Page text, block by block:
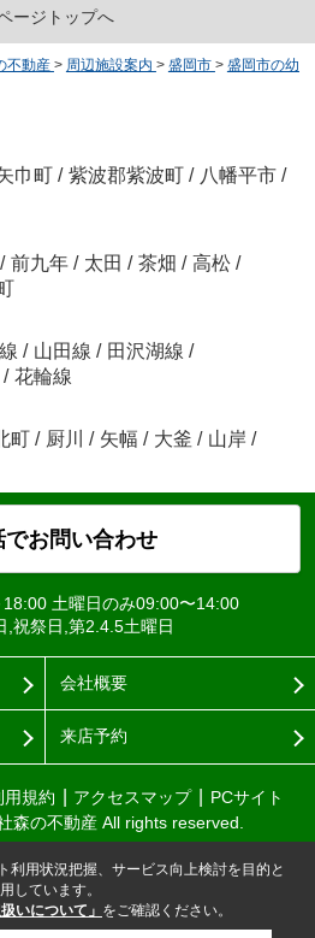
ージトップへ
不動産 > 周辺施設案内 > 盛岡市 > 盛岡市の幼
巾町 / 紫波郡紫波町 / 八幡平市 /
/ 前九年 / 太田 / 茶畑 / 高松 /
/ 山田線 / 田沢湖線 /
/ 花輪線
町 / 厨川 / 矢幅 / 大釜 / 山岸 /
でお問い合わせ
土曜日のみ09:00〜14:00
,祝祭日,第2.4.5土曜日
会社概要
来店予約
用規約 アクセスマップ
PCサイト
森の不動産 All rights reserved.
利用状況把握、サービス向上検討を目的と
しています。
いについて」 をご確認ください。